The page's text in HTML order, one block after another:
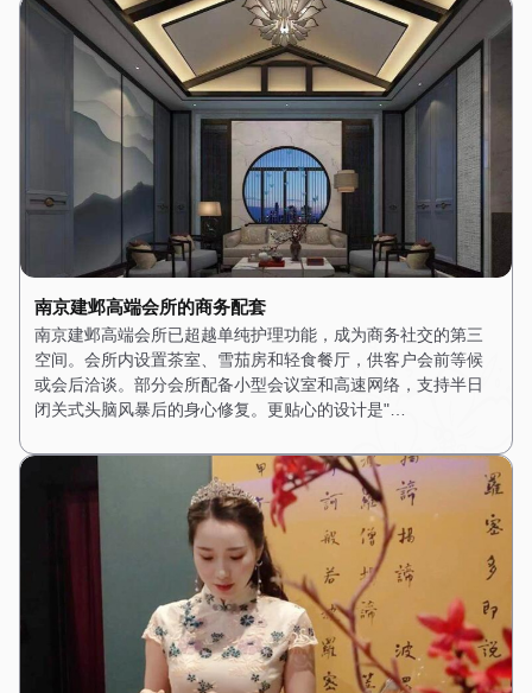
南京建邺高端会所的商务配套
南京建邺高端会所已超越单纯护理功能，成为商务社交的第三
空间。会所内设置茶室、雪茄房和轻食餐厅，供客户会前等候
或会后洽谈。部分会所配备小型会议室和高速网络，支持半日
闭关式头脑风暴后的身心修复。更贴心的设计是"…